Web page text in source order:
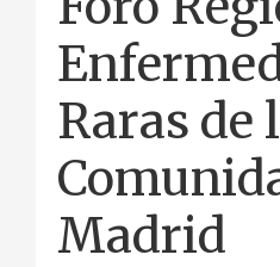
Raras de
Madrid